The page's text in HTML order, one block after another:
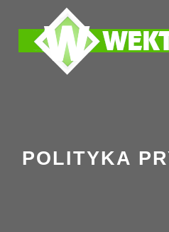
POLITYKA